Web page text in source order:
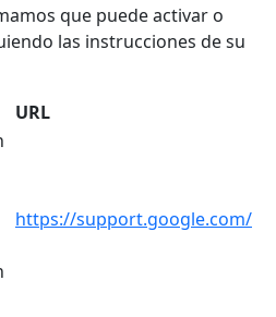
que puede activar o
las instrucciones de su
URL
https://support.google.com/